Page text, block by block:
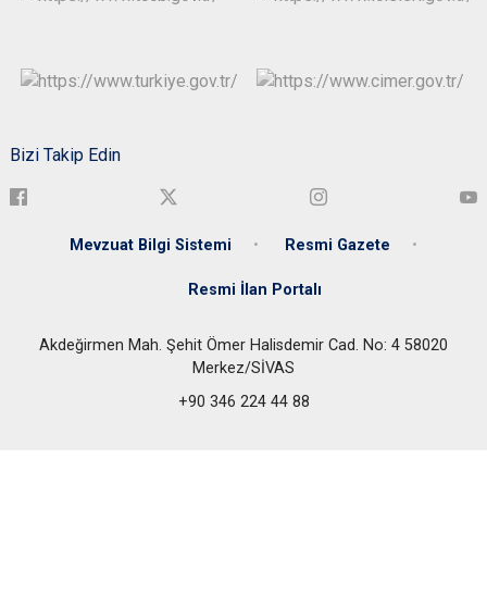
Bizi Takip Edin
Mevzuat Bilgi Sistemi Resmi Gazete
Resmi İlan Portalı
Akdeğirmen Mah. Şehit Ömer Halisdemir Cad. No: 4 58020
Merkez/SİVAS
+90 346 224 44 88